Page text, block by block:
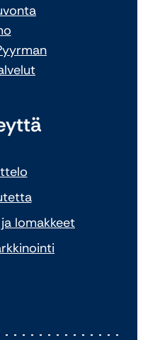
lomakkeet